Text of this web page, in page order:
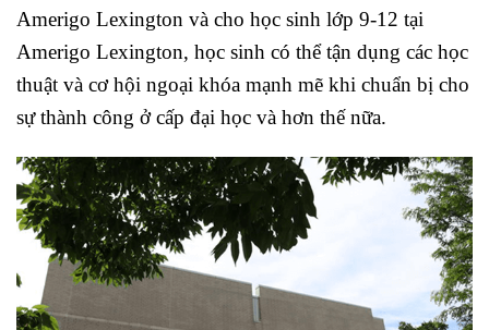
Amerigo Lexington và cho học sinh lớp 9-12 tại
Amerigo Lexington, học sinh có thể tận dụng các học
thuật và cơ hội ngoại khóa mạnh mẽ khi chuẩn bị cho
sự thành công ở cấp đại học và hơn thế nữa.